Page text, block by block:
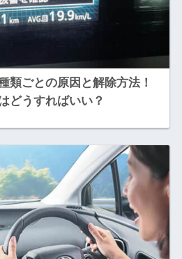
類ごとの原因と解除方法！
どうすればいい？